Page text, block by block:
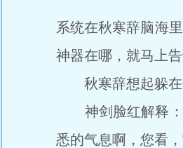
系统在秋寒辞脑海
神器在哪，就马上告
秋寒辞想起躲在
神剑脸红解释：
悉的气息啊，您看